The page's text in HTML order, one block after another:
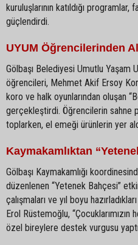
kuruluşlarının katıldığı programlar,
güçlendirdi.
UYUM Öğrencilerinden
Gölbaşı Belediyesi Umutlu Yaşam
öğrencileri, Mehmet Akif Ersoy
koro ve halk oyunlarından oluşan
gerçekleştirdi. Öğrencilerin sahne
toplarken, el emeği ürünlerin yer
Kaymakamlıktan
Gölbaşı Kaymakamlığı
düzenlenen “Yetenek Bahçesi”
çalışmaları ve yıl boyu
Erol Rüstemoğlu, “Çocuklarımızın
özel bireylere destek vurgusu